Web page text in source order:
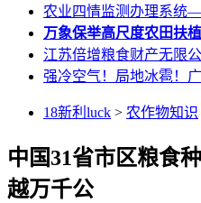
农业四情监测办理系统
万象保举高尺度农田扶植
江苏倍增粮食财产无限
强冷空气！局地冰雹！
18新利luck > 农作物知识
中国31省市区粮食
越万千公